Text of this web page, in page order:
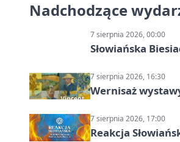
Nadchodzące
7 sierpnia 2026, 00:00
Słowiańska
7 sierpnia 2026, 16:30
Wernisaż
7 sierpnia 2026, 17:00
Reakcja